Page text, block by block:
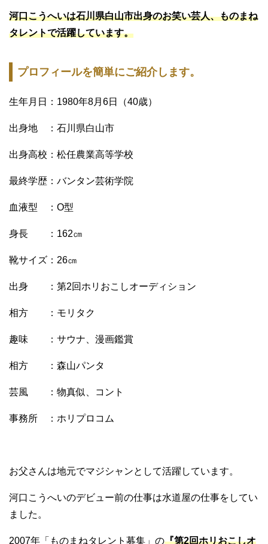
河口こうへいは石川県白山市出身のお笑い芸人、ものまね
タレントで活躍しています。
プロフィールを簡単にご紹介します。
生年月日：1980年8月6日（40歳）
出身地 ：石川県白山市
出身高校：松任農業高等学校
最終学歴：バンタン芸術学院
血液型 ：O型
身長 ：162㎝
靴サイズ：26㎝
出身 ：第2回ホリおこしオーディション
相方 ：モリタク
趣味 ：サウナ、漫画鑑賞
相方 ：森山パンタ
芸風 ：物真似、コント
事務所 ：ホリプロコム
お父さんは地元でマジシャンとして活躍しています。
河口こうへいのデビュー前の仕事は水道屋の仕事をしてい
ました。
2007年「ものまねタレント募集」の『第2回ホリおこしオ